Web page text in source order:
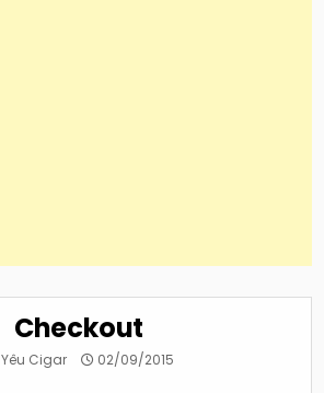
Checkout
Yêu Cigar 02/09/2015